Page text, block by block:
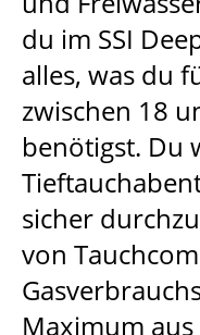
du im SSI
alles, was du
zwischen 18
benötigst. Du
sicher
von
Maximum